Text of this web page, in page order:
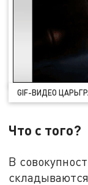
GIF-ВИДЕО
Что с того?
В